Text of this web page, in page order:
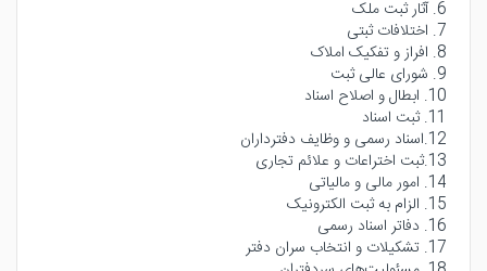
6. آثار ثبت ملک
7. اختلافات ثبتی
8. افراز و تفکیک املاک
9. شورای عالی ثبت
10. ابطال و اصلاح اسناد
11. ثبت اسناد
12.اسناد رسمی و وظایف دفترداران
13.ثبت اختراعات و علائم تجاری
14. امور مالی و مالیاتی
15. الزام به ثبت الکترونیک
16. دفاتر اسناد رسمی
17. تشکیلات و انتخاب سران دفتر